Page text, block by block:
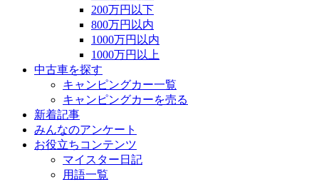
200万円以下
800万円以内
1000万円以内
1000万円以上
中古車を探す
キャンピングカー一覧
キャンピングカーを売る
新着記事
みんなのアンケート
お役立ちコンテンツ
マイスター日記
用語一覧